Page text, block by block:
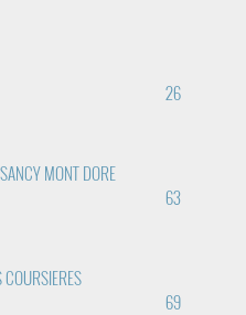
26
MONT DORE
63
69